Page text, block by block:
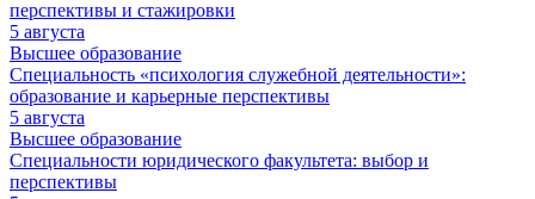
перспективы и стажировки
5 августа
Высшее образование
Специальность «психология служебной деятельности»:
образование и карьерные перспективы
5 августа
Высшее образование
Специальности юридического факультета: выбор и
перспективы